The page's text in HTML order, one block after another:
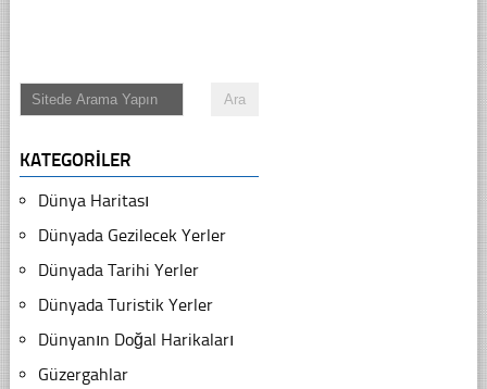
KATEGORILER
Dünya Haritası
Dünyada Gezilecek Yerler
Dünyada Tarihi Yerler
Dünyada Turistik Yerler
Dünyanın Doğal Harikaları
Güzergahlar